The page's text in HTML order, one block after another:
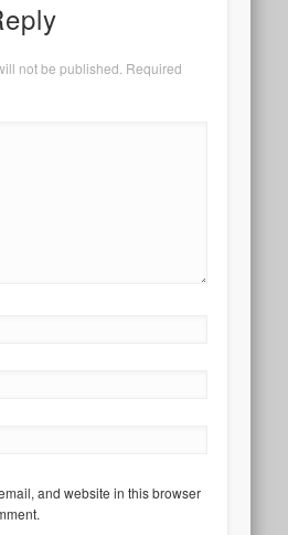
not be published. Required
and website in this browser